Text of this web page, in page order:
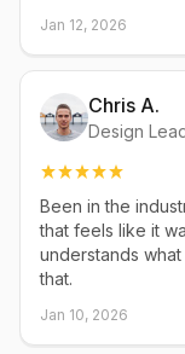
Jan 12, 2026
Chris A.
Design
Been in the
that feels like it
understands
that.
Jan 10, 2026